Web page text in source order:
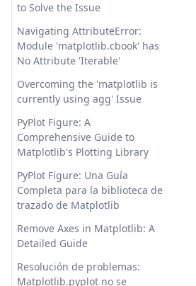
Cómo solucionar el error de
acceso denegado del Chat GPT
código 1020. La solución:
Cómo superar el error de
'Demasiadas solicitudes en 1
hora'
Cómo usar Chat GPT sin iniciar
sesión
Cómo utilizar AutoGPT: Guía
paso a paso
Cómo utilizar ChatGPT para
programación en Python
Cómo utilizar ChatGPT para
programar
Desbloqueando el poder de
to Solve the Issue
Navigating AttributeError:
Module 'matplotlib.cbook' has
No Attribute 'Iterable'
Overcoming the 'matplotlib is
currently using agg' Issue
PyPlot Figure: A
Comprehensive Guide to
Matplotlib's Plotting Library
PyPlot Figure: Una Guía
Completa para la biblioteca de
trazado de Matplotlib
Remove Axes in Matplotlib: A
Detailed Guide
Resolución de problemas:
Matplotlib.pyplot no se